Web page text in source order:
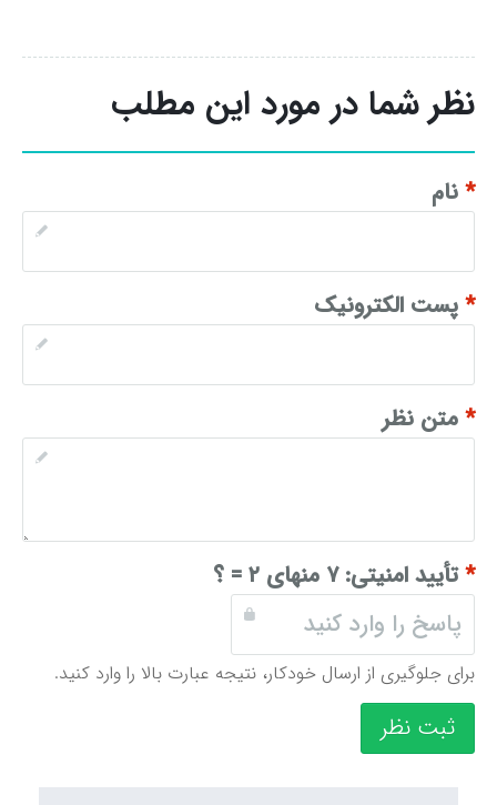
نظر شما در مورد این مطلب
*نام
*پست الکترونیک
*متن نظر
*تأیید امنیتی:۷ منهای ۲ = ؟
برای جلوگیری از ارسال خودکار، نتیجه عبارت بالا را وارد کنید.
ثبت نظر